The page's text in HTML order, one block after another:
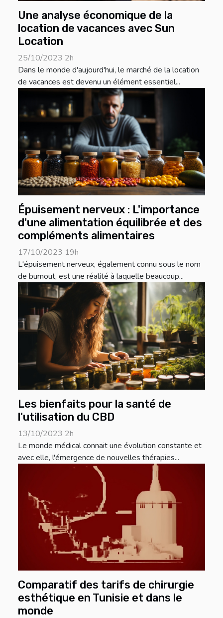
Une analyse économique de la
location de vacances avec Sun
Location
25/10/2023 2h
Dans le monde d'aujourd'hui, le marché de la location
de vacances est devenu un élément essentiel...
Épuisement nerveux : L'importance
d'une alimentation équilibrée et des
compléments alimentaires
17/10/2023 19h
L'épuisement nerveux, également connu sous le nom
de burnout, est une réalité à laquelle beaucoup...
Les bienfaits pour la santé de
l'utilisation du CBD
13/10/2023 2h
Le monde médical connait une évolution constante et
avec elle, l'émergence de nouvelles thérapies...
Comparatif des tarifs de chirurgie
esthétique en Tunisie et dans le
monde